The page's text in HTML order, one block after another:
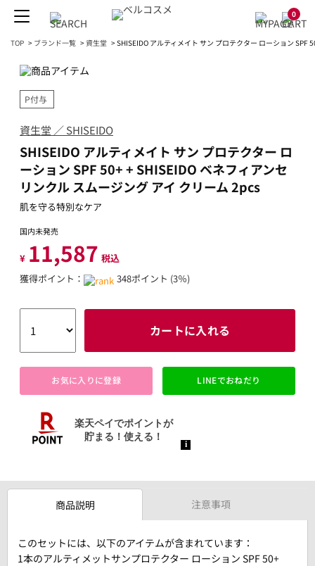
0
TOP > ブランド一覧 >資生堂 >SHISEIDO アルティメイト サン プロテクター ローション
P付与
資生堂 ／ SHISEIDO
SHISEIDO アルティメイト サン プロテクター ロ
ーション SPF 50+ + SHISEIDO ベネフィアンセ
リンクル スムージング アイ クリーム 2pcs
肌を守る特別なケア
国内未発売
¥ 11,587 税込
獲得ポイント：
348ポイント (3％)
カートに入れる
お気に入りに登録 LINEでおねだり
商品説明 注意事項
このセットには、以下のアイテムが含まれています：
1本のアルティメットサンプロテクター ローション SPF 50+